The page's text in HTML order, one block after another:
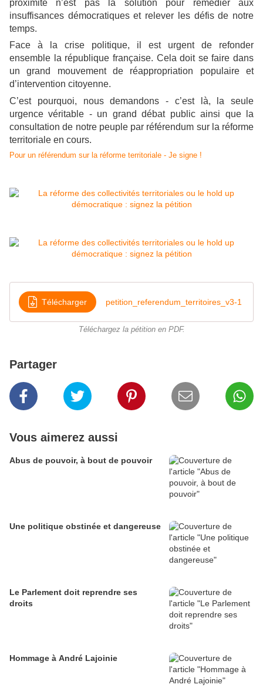
proximité n’est pas la solution pour remédier aux
insuffisances démocratiques et relever les défis de notre
temps.
Face à la crise politique, il est urgent de refonder
ensemble la république française. Cela doit se faire dans
un grand mouvement de réappropriation populaire et
d’intervention citoyenne.
C’est pourquoi, nous demandons - c’est là, la seule
urgence véritable - un grand débat public ainsi que la
consultation de notre peuple par référendum sur la réforme
territoriale en cours.
Pour un référendum sur la réforme territoriale - Je signe !
Télécharger petition_referendum_territoires_v3-1
Téléchargez la pétition en PDF.
Partager
Vous aimerez aussi
Abus de pouvoir, à bout de pouvoir
Une politique obstinée et dangereuse
Le Parlement doit reprendre ses
droits
Hommage à André Lajoinie